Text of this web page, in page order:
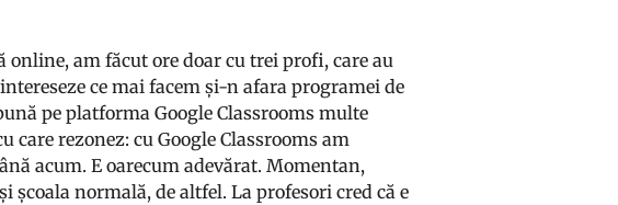
online, am făcut ore doar cu trei profi, care au
ce mai facem și-n afara programei de
pe platforma Google Classrooms multe
care rezonez: cu Google Classrooms am
acum. E oarecum adevărat. Momentan,
normală, de altfel. La profesori cred că e